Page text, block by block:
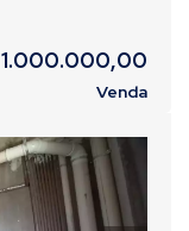
1.000.000,00
Venda